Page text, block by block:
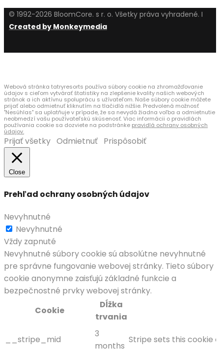
© 1992-2026 BloomCore. s r. o. Všetky práva vyhradené. I
Created by Monkeymedia
Webová stránka tatryresorts používa súbory cookie na zhromažďovanie
údajov s cieľom vytvárať štatistiky na zlepšenie kvality našich webových
stránok a ich aktívnu spoluprácu s užívateľom. Naše súbory cookie môžete
prijať alebo odmietnuť kliknutím na tlačidlá nižšie. Predvolená možnosť
"Nesúhlas" sa uplatňuje v prípade, že sa nevydá žiadna voľba a odmietnutie
neobmedzí vašu používateľskú skúsenosť. Viac informácii o pravidlách
používania cookie sa dozviete na podstránke pravidlá ochrany osobných
údajov.
Prijať všetky Odmietnuť Prispôsobiť
Close
Prehľad ochrany osobných údajov
Nevyhnutné
Nevyhnutné
Vždy zapnuté
Nevyhnutné súbory cookie sú absolútne nevyhnutné
pre správne fungovanie webovej stránky. Tieto súbory
cookie anonymne zaisťujú základné funkcie a
bezpečnostné prvky webovej stránky.
Cookie
Dĺžka
trvania
__stripe_mid
3
months
Stripe sets this cookie